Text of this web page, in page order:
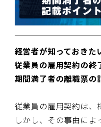
経営者が知っておきた
従業員の雇用契約の終
期間満了者の離職票の
従業員の雇用契約は、
しかし、その事由に